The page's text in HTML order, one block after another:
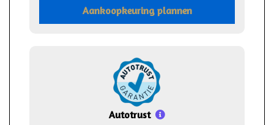
Aankoopkeuring plannen
Autotrust